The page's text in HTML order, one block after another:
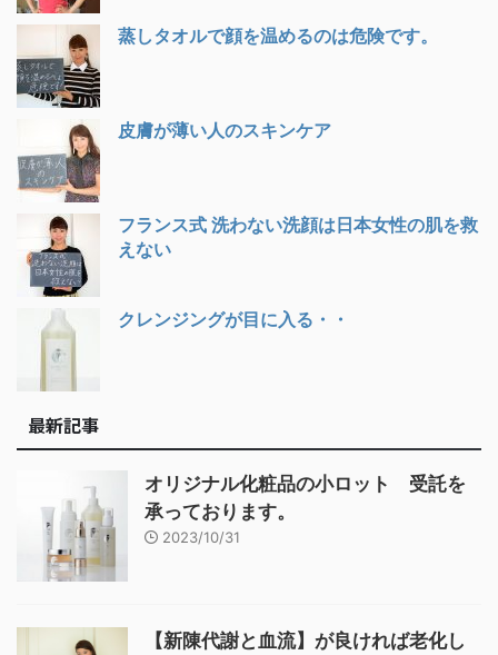
蒸しタオルで顔を温めるのは危険です。
皮膚が薄い人のスキンケア
フランス式 洗わない洗顔は日本女性の肌を救
えない
クレンジングが目に入る・・
最新記事
オリジナル化粧品の小ロット 受託を
承っております。
2023/10/31
【新陳代謝と血流】が良ければ老化し